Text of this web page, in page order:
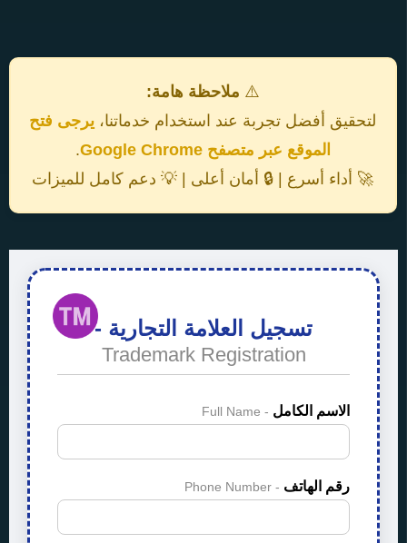
⚠️ ملاحظة هامة:
لتحقيق أفضل تجربة عند استخدام خدماتنا، يرجى فتح
الموقع عبر متصفح Google Chrome
.
🚀 أداء أسرع | 🔒 أمان أعلى | 💡 دعم كامل للميزات